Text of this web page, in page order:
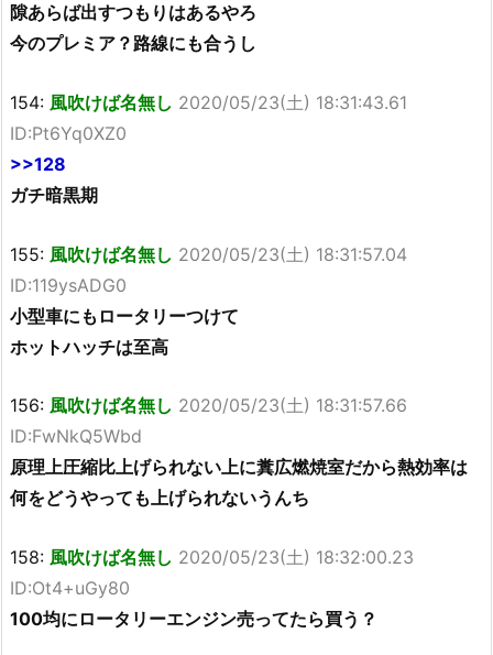
隙あらば出すつもりはあるやろ
今のプレミア？路線にも合うし
154: 風吹けば名無し 2020/05/23(土) 18:31:43.61
ID:Pt6Yq0XZ0
>>128
ガチ暗黒期
155: 風吹けば名無し 2020/05/23(土) 18:31:57.04
ID:119ysADG0
小型車にもロータリーつけて
ホットハッチは至高
156: 風吹けば名無し 2020/05/23(土) 18:31:57.66
ID:FwNkQ5Wbd
原理上圧縮比上げられない上に糞広燃焼室だから熱効率は
何をどうやっても上げられないうんち
158: 風吹けば名無し 2020/05/23(土) 18:32:00.23
ID:Ot4+uGy80
100均にロータリーエンジン売ってたら買う？